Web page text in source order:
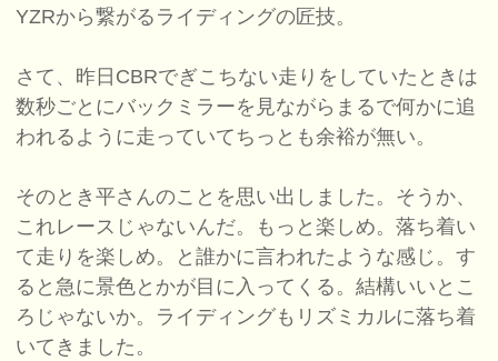
YZRから繋がるライディングの匠技。
さて、昨日CBRでぎこちない走りをしていたときは
数秒ごとにバックミラーを見ながらまるで何かに追
われるように走っていてちっとも余裕が無い。
そのとき平さんのことを思い出しました。そうか、
これレースじゃないんだ。もっと楽しめ。落ち着い
て走りを楽しめ。と誰かに言われたような感じ。す
ると急に景色とかが目に入ってくる。結構いいとこ
ろじゃないか。ライディングもリズミカルに落ち着
いてきました。